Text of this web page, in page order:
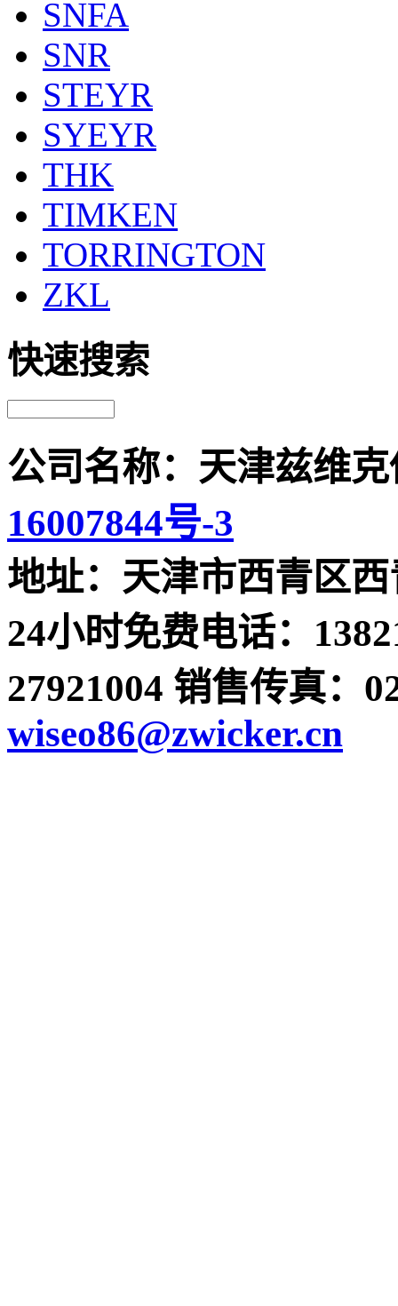
SNFA
SNR
STEYR
SYEYR
THK
TIMKEN
TORRINGTON
ZKL
快速搜索
公司名称：天津兹维
16007844号-3
地址：天津市西青区西
24小时免费电话：
27921004 销售传真：
wiseo86@zwicker.cn